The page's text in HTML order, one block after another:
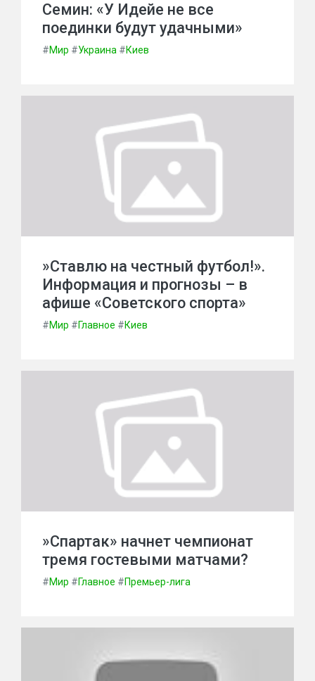
Семин: «У Идейе не все
поединки будут удачными»
#Мир #Украина #Киев
»Ставлю на честный футбол!».
Информация и прогнозы – в
афише «Советского спорта»
#Мир #Главное #Киев
»Спартак» начнет чемпионат
тремя гостевыми матчами?
#Мир #Главное #Премьер-лига